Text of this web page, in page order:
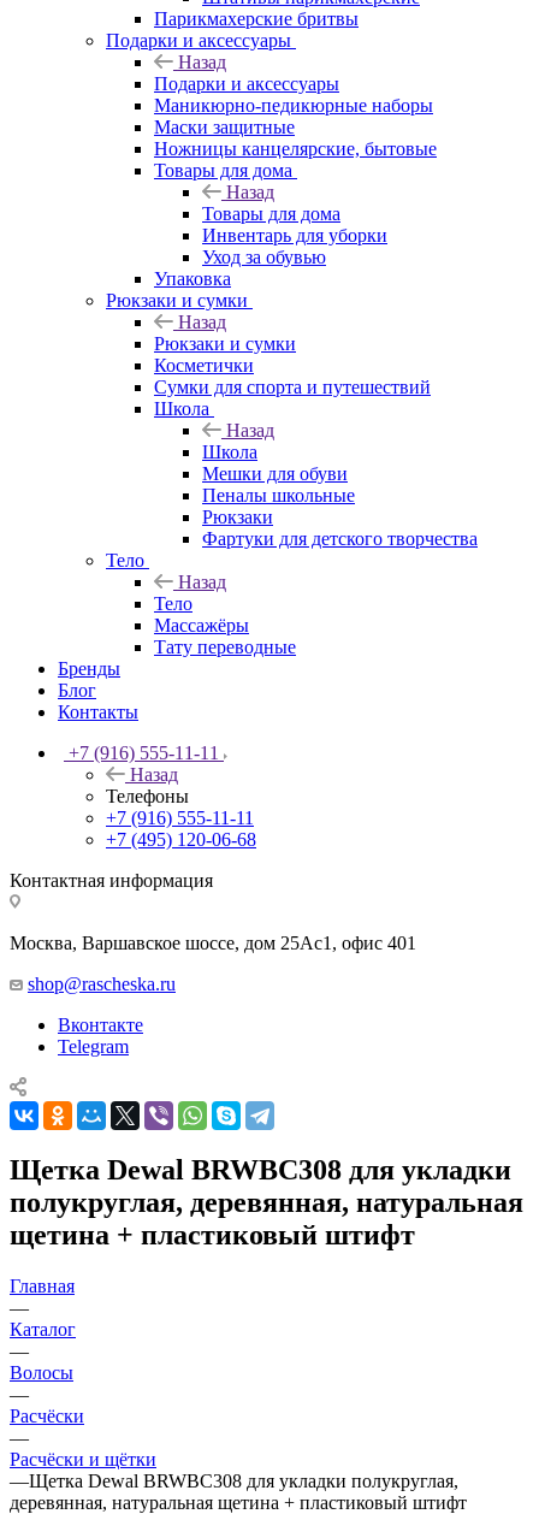
Парикмахерские бритвы
Подарки и аксессуары
Назад
Подарки и аксессуары
Маникюрно-педикюрные наборы
Маски защитные
Ножницы канцелярские, бытовые
Товары для дома
Назад
Товары для дома
Инвентарь для уборки
Уход за обувью
Упаковка
Рюкзаки и сумки
Назад
Рюкзаки и сумки
Косметички
Сумки для спорта и путешествий
Школа
Назад
Школа
Мешки для обуви
Пеналы школьные
Рюкзаки
Фартуки для детского творчества
Тело
Назад
Тело
Массажёры
Тату переводные
Бренды
Блог
Контакты
+7 (916) 555-11-11
Назад
Телефоны
+7 (916) 555-11-11
+7 (495) 120-06-68
Контактная информация
Москва, Варшавское шоссе, дом 25Аc1, офис 401
shop@rascheska.ru
Вконтакте
Telegram
Щетка Dewal BRWBC308 для укладки
полукруглая, деревянная, натуральная
щетина + пластиковый штифт
Главная
—
Каталог
—
Волосы
—
Расчёски
—
Расчёски и щётки
—Щетка Dewal BRWBC308 для укладки полукруглая,
деревянная, натуральная щетина + пластиковый штифт